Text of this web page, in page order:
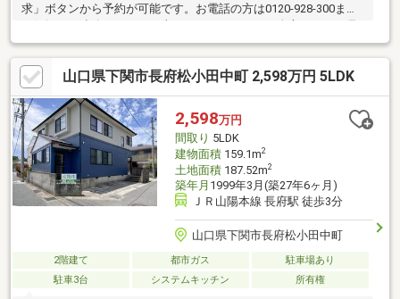
求」ボタンから予約が可能です。お電話の方は0120-928-300まで
学・ご相談も承っております。◇現地見学の見どころ◇・収納の
位置や陽当たりを現地でお確かめください・スマートフォンやデ
ジカメで物件を撮影いただくことも可能です【どんなことでもご
相談ください！】・家を買うにはどのくらいの期間と費用がかか
るのかしら？・マンションと戸建はどちらがいいの？新築、それ
ともリフォーム済み物件？・他にも借入があるけど、住宅ローン
が組めるか不安だわ… 等々
山口県下関市長府松小田中町 2,598万円 5LDK
2,598万円
間取り 5LDK
建物面積159.1m2
土地面積187.52m2
築年月 1999年3月(築27年6ヶ月)
ＪＲ山陽本線 長府駅 徒歩3分
山口県下関市長府松小田中町
2階建て 都市ガス
駐車場あり
駐車3台
システムキッチン 所有権